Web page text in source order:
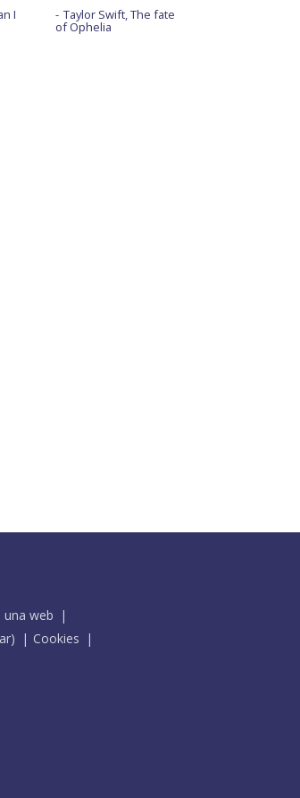
I Taylor Swift, The fate
of Ophelia
una web
)
Cookies